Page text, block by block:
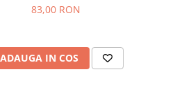
83,00 RON
ADAUGA IN COS